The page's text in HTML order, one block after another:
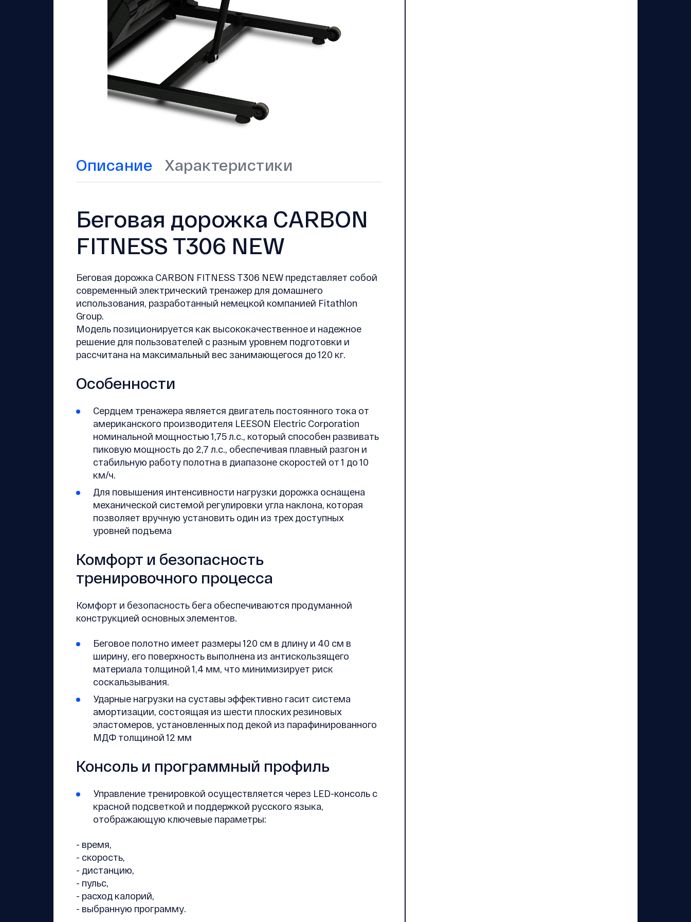
Описание Характеристики
Беговая дорожка CARBON
FITNESS T306 NEW
Беговая дорожка CARBON FITNESS T306 NEW представляет собой
современный электрический тренажер для домашнего
использования, разработанный немецкой компанией Fitathlon
Group.
Модель позиционируется как высококачественное и надежное
решение для пользователей с разным уровнем подготовки и
рассчитана на максимальный вес занимающегося до 120 кг.
Особенности
Сердцем тренажера является двигатель постоянного тока от
американского производителя LEESON Electric Corporation
номинальной мощностью 1,75 л.с., который способен развивать
пиковую мощность до 2,7 л.с., обеспечивая плавный разгон и
стабильную работу полотна в диапазоне скоростей от 1 до 10
км/ч.
Для повышения интенсивности нагрузки дорожка оснащена
механической системой регулировки угла наклона, которая
позволяет вручную установить один из трех доступных
уровней подъема
Комфорт и безопасность
тренировочного процесса
Комфорт и безопасность бега обеспечиваются продуманной
конструкцией основных элементов.
Беговое полотно имеет размеры 120 см в длину и 40 см в
ширину, его поверхность выполнена из антискользящего
материала толщиной 1,4 мм, что минимизирует риск
соскальзывания.
Ударные нагрузки на суставы эффективно гасит система
амортизации, состоящая из шести плоских резиновых
эластомеров, установленных под декой из парафинированного
МДФ толщиной 12 мм
Консоль и программный профиль
Управление тренировкой осуществляется через LED-консоль с
красной подсветкой и поддержкой русского языка,
отображающую ключевые параметры:
- время,
- скорость,
- дистанцию,
- пульс,
- расход калорий,
- выбранную программу.